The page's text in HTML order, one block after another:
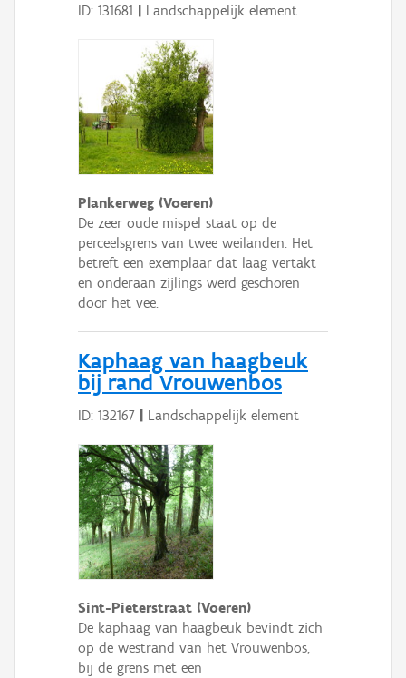
ID: 131681 | Landschappelijk element
Plankerweg (Voeren)
De zeer oude mispel staat op de
perceelsgrens van twee weilanden. Het
betreft een exemplaar dat laag vertakt
en onderaan zijlings werd geschoren
door het vee.
Kaphaag van haagbeuk
bij rand Vrouwenbos
ID: 132167 Landschappelijk element
Sint-Pieterstraat (Voeren)
De kaphaag van haagbeuk bevindt zich
op de westrand van het Vrouwenbos,
bij de grens met een